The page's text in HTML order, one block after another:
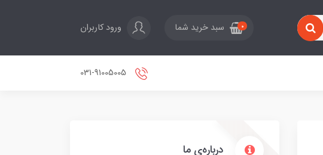
0 سبد خرید شما ورود کاربران
درباره‌ی ما